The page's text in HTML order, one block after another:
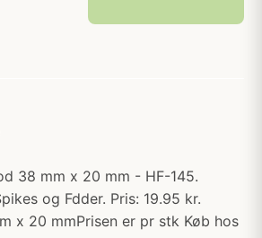
38 mm x 20 mm - HF-145.
og Fdder. Pris: 19.95 kr.
x 20 mmPrisen er pr stk Køb hos